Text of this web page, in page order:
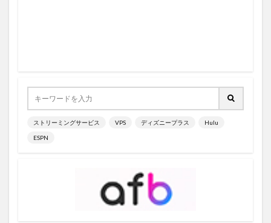
ストリーミングサービス VPS ディズニープラス Hulu
ESPN